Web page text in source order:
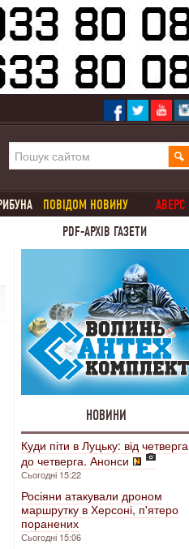
ПОВІДОМ НОВИНУ
АВЕРС
PDF-АРХІВ ГАЗЕТИ
НОВИНИ
Куди піти в Луцьку: від четверга
до четверга. Анонси
Сьогодні 15:22
Росіяни атакували дроном
маршрутку в Херсоні, п'ятеро
поранених
Сьогодні 15:06